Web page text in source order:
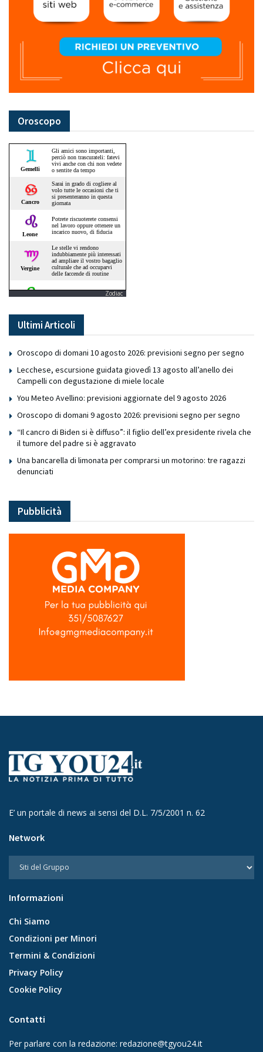
Oroscopo
Zodiac
Ultimi Articoli
Oroscopo di domani 10 agosto 2026: previsioni segno per segno
Lecchese, escursione guidata giovedì 13 agosto all’anello dei
Campelli con degustazione di miele locale
You Meteo Avellino: previsioni aggiornate del 9 agosto 2026
Oroscopo di domani 9 agosto 2026: previsioni segno per segno
“Il cancro di Biden si è diffuso”: il figlio dell’ex presidente rivela che
il tumore del padre si è aggravato
Una bancarella di limonata per comprarsi un motorino: tre ragazzi
denunciati
Pubblicità
E’ un portale di news ai sensi del D.L. 7/5/2001 n. 62
Network
Informazioni
Chi Siamo
Condizioni per Minori
Termini & Condizioni
Privacy Policy
Cookie Policy
Contatti
Per parlare con la redazione: redazione@tgyou24.it